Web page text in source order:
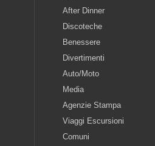
After Dinner
Discoteche
Benessere
Divertimenti
Auto/Moto
Media
Agenzie Stampa
Viaggi Escursioni
Comuni